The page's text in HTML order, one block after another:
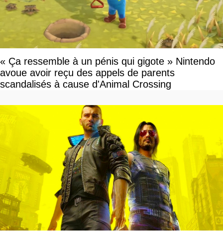
« Ça ressemble à un pénis qui gigote » Nintendo
avoue avoir reçu des appels de parents
scandalisés à cause d'Animal Crossing